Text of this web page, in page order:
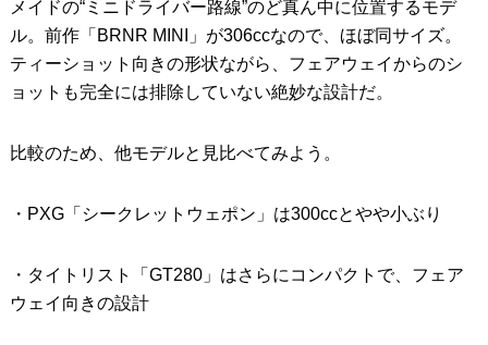
メイドの“ミニドライバー路線”のど真ん中に位置するモデ
ル。前作「BRNR MINI」が306ccなので、ほぼ同サイズ。
ティーショット向きの形状ながら、フェアウェイからのシ
ョットも完全には排除していない絶妙な設計だ。
比較のため、他モデルと見比べてみよう。
・PXG「シークレットウェポン」は300ccとやや小ぶり
・タイトリスト「GT280」はさらにコンパクトで、フェア
ウェイ向きの設計